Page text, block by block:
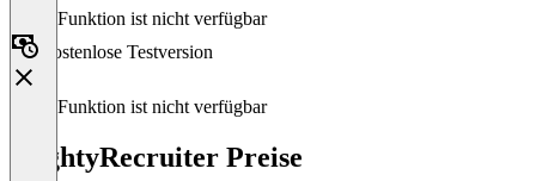
Diese Funktion ist nicht verfügbar
Kostenlose Testversion
Diese Funktion ist nicht verfügbar
MightyRecruiter Preise